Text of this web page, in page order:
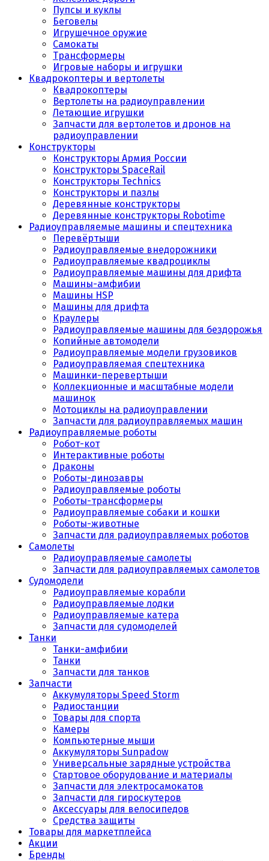
Пупсы и куклы
Беговелы
Игрушечное оружие
Самокаты
Трансформеры
Игровые наборы и игрушки
Квадрокоптеры и вертолеты
Квадрокоптеры
Вертолеты на радиоуправлении
Летающие игрушки
Запчасти для вертолетов и дронов на
радиоуправлении
Конструкторы
Конструкторы Армия России
Конструкторы SpaceRail
Конструкторы Technics
Конструкторы и пазлы
Деревянные конструкторы
Деревянные конструкторы Robotime
Радиоуправляемые машины и спецтехника
Перевёртыши
Радиоуправляемые внедорожники
Радиоуправляемые квадроциклы
Радиоуправляемые машины для дрифта
Машины-амфибии
Машины HSP
Машины для дрифта
Краулеры
Радиоуправляемые машины для бездорожья
Копийные автомодели
Радиоуправляемые модели грузовиков
Радиоуправляемая спецтехника
Машинки-перевертыши
Коллекционные и масштабные модели
машинок
Мотоциклы на радиоуправлении
Запчасти для радиоуправляемых машин
Радиоуправляемые роботы
Робот-кот
Интерактивные роботы
Драконы
Роботы-динозавры
Радиоуправляемые роботы
Роботы-трансформеры
Радиоуправляемые собаки и кошки
Роботы-животные
Запчасти для радиоуправляемых роботов
Самолеты
Радиоуправляемые самолеты
Запчасти для радиоуправляемых самолетов
Судомодели
Радиоуправляемые корабли
Радиоуправляемые лодки
Радиоуправляемые катера
Запчасти для судомоделей
Танки
Танки-амфибии
Танки
Запчасти для танков
Запчасти
Аккумуляторы Speed Storm
Радиостанции
Товары для спорта
Камеры
Компьютерные мыши
Аккумуляторы Sunpadow
Универсальные зарядные устройства
Стартовое оборудование и материалы
Запчасти для электросамокатов
Запчасти для гироскутеров
Аксессуары для велосипедов
Средства защиты
Товары для маркетплейса
Акции
Бренды